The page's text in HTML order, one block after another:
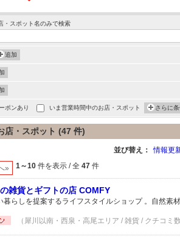
・スポット名のみで検索
追加
ポンあり いま営業時間中のお店・スポット さらに
店・スポット (47 件)
並び替え： 情報更
» 1～10 件を表示 / 全 47 件
雑貨とギフトの店 COMFY
暮らしを提案するライフスタイルショップ 。自然素
（犀川以南・西泉・高尾エリア / 雑貨 / クチコミ